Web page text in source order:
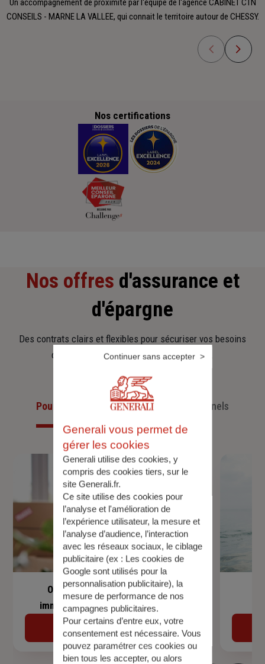
Un accompagnement de proximité par l'équipe de l'agence CABINET CTN
CONSEILS - MARNE LA VALLEE, qui connait le territoire autour de CHESSY.
Nos certifications
Nos offres d'assurance et
d'épargne
Des contrats clairs et flexibles pour sécuriser vos besoins
d’aujourd’hui et anticiper ceux de demain.
Pour les particuliersPour les professionnels
Offre spéciale assurance prêt
immobilier + assurance habitation
Découvrir
Generali vous permet de
gérer les cookies
Generali utilise des cookies, y
compris des cookies tiers, sur le
site Generali.fr.
Ce site utilise des cookies pour
l’analyse et l'amélioration de
l’expérience utilisateur, la mesure et
l’analyse d’audience, l’interaction
avec les réseaux sociaux, le ciblage
publicitaire (ex : Les cookies de
Google sont utilisés pour la
personnalisation publicitaire), la
mesure de performance de nos
campagnes publicitaires.
Pour certains d’entre eux, votre
consentement est nécessaire. Vous
pouvez paramétrer ces cookies ou
bien tous les accepter, ou alors
Continuer sans accepter